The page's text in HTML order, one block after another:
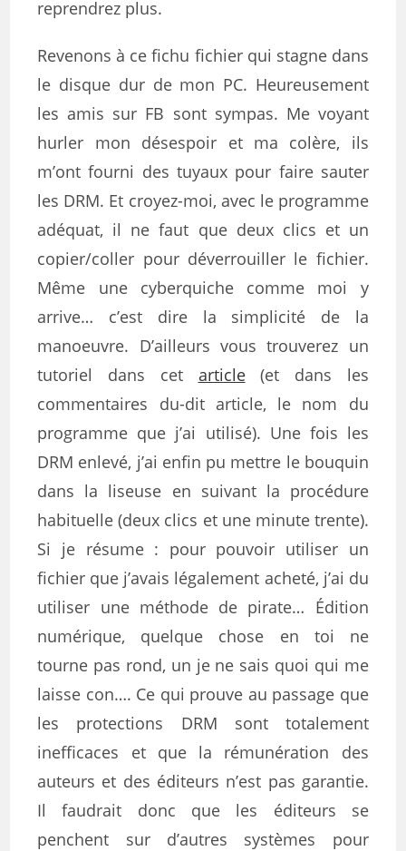
reprendrez plus.
Revenons à ce fichu fichier qui stagne dans
le disque dur de mon PC. Heureusement
les amis sur FB sont sympas. Me voyant
hurler mon désespoir et ma colère, ils
m’ont fourni des tuyaux pour faire sauter
les DRM. Et croyez-moi, avec le programme
adéquat, il ne faut que deux clics et un
copier/coller pour déverrouiller le fichier.
Même une cyberquiche comme moi y
arrive… c’est dire la simplicité de la
manoeuvre. D’ailleurs vous trouverez un
tutoriel dans cet article(et dans les
commentaires du-dit article, le nom du
programme que j’ai utilisé). Une fois les
DRM enlevé, j’ai enfin pu mettre le bouquin
dans la liseuse en suivant la procédure
habituelle (deux clics et une minute trente).
Si je résume : pour pouvoir utiliser un
fichier que j’avais légalement acheté, j’ai du
utiliser une méthode de pirate… Édition
numérique, quelque chose en toi ne
tourne pas rond, un je ne sais quoi qui me
laisse con…. Ce qui prouve au passage que
les protections DRM sont totalement
inefficaces et que la rémunération des
auteurs et des éditeurs n’est pas garantie.
Il faudrait donc que les éditeurs se
penchent sur d’autres systèmes pour